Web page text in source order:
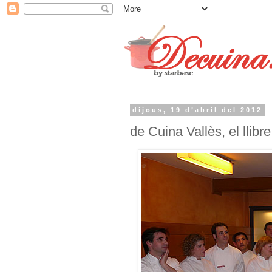
dijous, 19 d’abril del 2012
de Cuina Vallès, el